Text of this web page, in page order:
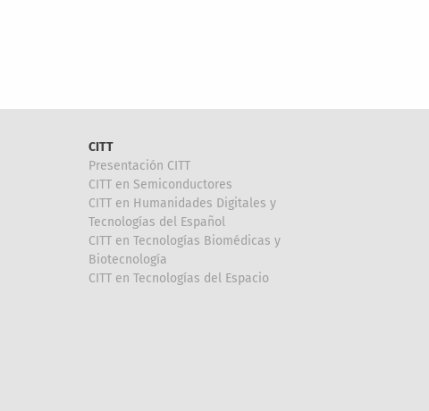
CITT
Presentación CITT
CITT en Semiconductores
CITT en Humanidades Digitales y
Tecnologías del Español
CITT en Tecnologías Biomédicas y
Biotecnología
CITT en Tecnologías del Espacio